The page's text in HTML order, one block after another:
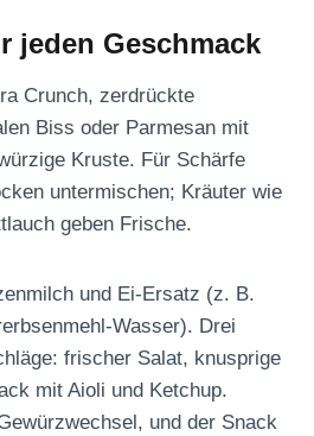
jeden Geschmack
Crunch, zerdrückte
Biss oder Parmesan mit
Kruste. Für Schärfe
untermischen; Kräuter wie
geben Frische.
und Ei-Ersatz (z. B.
Wasser). Drei
frischer Salat, knusprige
mit Aioli und Ketchup.
und der Snack